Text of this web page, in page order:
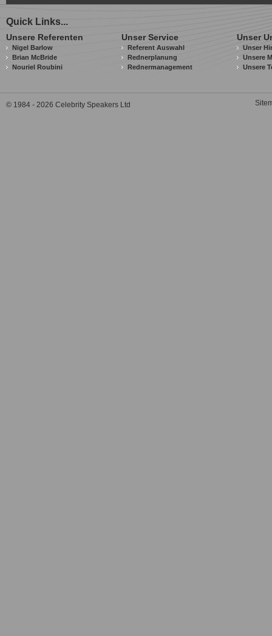
Quick Links...
Unsere Referenten
Nigel Barlow
Brian McBride
Nouriel Roubini
Unser Service
Referent Auswahl
Rednerplanung
Rednermanagement
Unser
Unser
Unsere
Unsere
© 1984 - 2026 Celebrity Speakers Ltd